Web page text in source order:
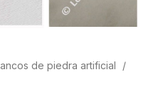
de piedra artificial